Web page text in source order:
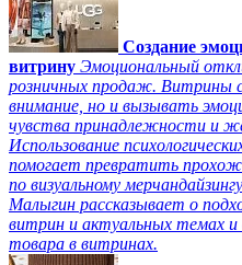
Создание
витрину Эмоциональный
розничных продаж. Витрины
внимание, но и вызывать
чувства принадлежности и
Использование
помогает превратить
по визуальному
Малыгин рассказывает о
витрин и актуальных темах
товара в витринах.